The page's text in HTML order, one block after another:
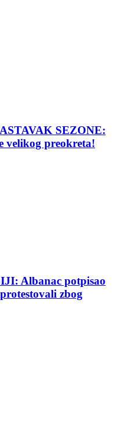
SEZONE:
velikog preokreta!
Albanac potpisao
zbog